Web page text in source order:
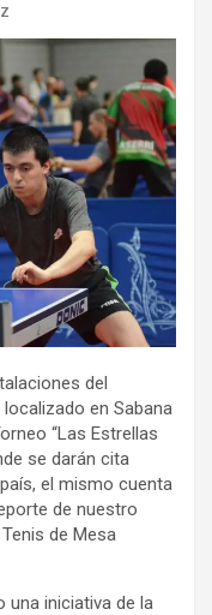
del
en Sabana
“Las Estrellas
se darán cita
el mismo cuenta
de nuestro
de Mesa
una iniciativa de la